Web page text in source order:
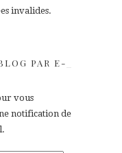
invalides.
PAR E-
vous
notification de